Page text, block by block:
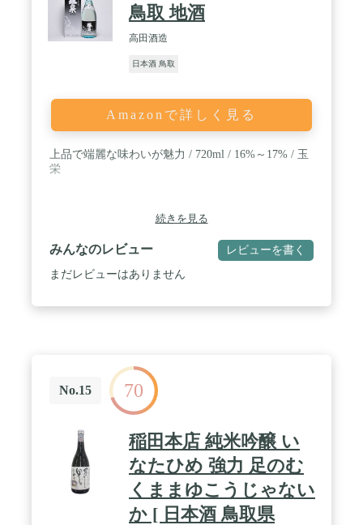
鳥取 地酒
高田酒造
日本酒 鳥取
Amazonで詳しく見る
上品で端麗な味わいが魅力 / 720ml / 16%～17% / 玉
栄
続きを見る
みんなのレビュー レビューを書く
まだレビューはありません
No.15 70
稲田本店 純米吟醸 い
なたひめ 強力 足のむ
くままゆこうじゃない
か [ 日本酒 鳥取県